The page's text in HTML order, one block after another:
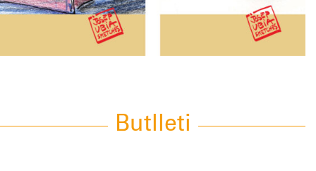
Butlleti